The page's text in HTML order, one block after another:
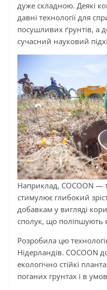
дуже складною. Деякі
давні технології для
посушливих ґрунтів, а
сучасний науковий
Наприклад, COCOON —
стимулює глибокий
добавкам у вигляді
сполук, що поліпшують
Розробила цю
Нідерландів. COCOON
екологічно стійкі
поганих грунтах і в